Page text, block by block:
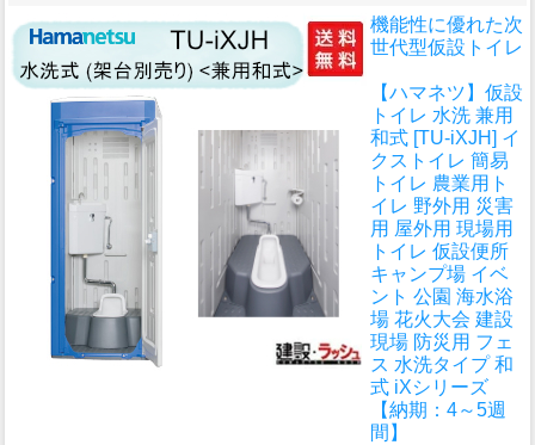
機能性に優れた次
世代型仮設トイレ
【ハマネツ】仮設
トイレ 水洗 兼用
和式 [TU-iXJH] イ
クストイレ 簡易
トイレ 農業用ト
イレ 野外用 災害
用 屋外用 現場用
トイレ 仮設便所
キャンプ場 イベ
ント 公園 海水浴
場 花火大会 建設
現場 防災用 フェ
ス 水洗タイプ 和
式 iXシリーズ
【納期：4～5週
間】